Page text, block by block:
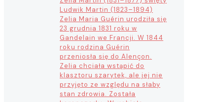
Ludwik Martin (1823–1894)
Zelia Maria Guérin urodziła się
23 grudnia 1831 roku w
Gandelain we Francji. W 1844
roku rodzina Guérin
przeniosła się do Alençon.
Zelia chciała wstąpić do
klasztoru szarytek, ale jej nie
przyjęto ze względu na słaby
stan zdrowia. Została